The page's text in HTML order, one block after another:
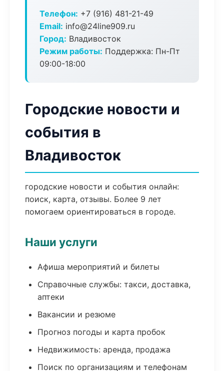
Телефон: +7 (916) 481-21-49
Email: info@24line909.ru
Город: Владивосток
Режим работы: Поддержка: Пн-Пт
09:00-18:00
Городские новости и
события в
Владивосток
городские новости и события онлайн:
поиск, карта, отзывы. Более 9 лет
помогаем ориентироваться в городе.
Наши услуги
Афиша мероприятий и билеты
Справочные службы: такси, доставка,
аптеки
Вакансии и резюме
Прогноз погоды и карта пробок
Недвижимость: аренда, продажа
Поиск по организациям и телефонам